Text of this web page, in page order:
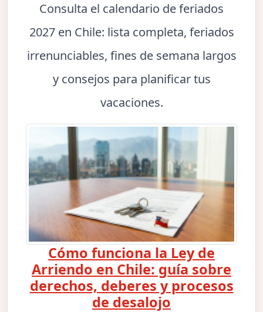
Consulta el calendario de feriados
2027 en Chile: lista completa, feriados
irrenunciables, fines de semana largos
y consejos para planificar tus
vacaciones.
Cómo funciona la Ley de
Arriendo en Chile: guía sobre
derechos, deberes y procesos
de desalojo